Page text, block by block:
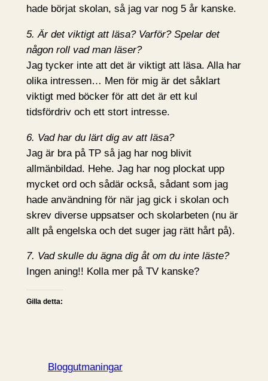
hade börjat skolan, så jag var nog 5 år kanske.
5. Är det viktigt att läsa? Varför? Spelar det
någon roll vad man läser?
Jag tycker inte att det är viktigt att läsa. Alla har
olika intressen… Men för mig är det såklart
viktigt med böcker för att det är ett kul
tidsfördriv och ett stort intresse.
6. Vad har du lärt dig av att läsa?
Jag är bra på TP så jag har nog blivit
allmänbildad. Hehe. Jag har nog plockat upp
mycket ord och sådär också, sådant som jag
hade användning för när jag gick i skolan och
skrev diverse uppsatser och skolarbeten (nu är
allt på engelska och det suger jag rätt hårt på).
7. Vad skulle du ägna dig åt om du inte läste?
Ingen aning!! Kolla mer på TV kanske?
Gilla detta:
Bloggutmaningar